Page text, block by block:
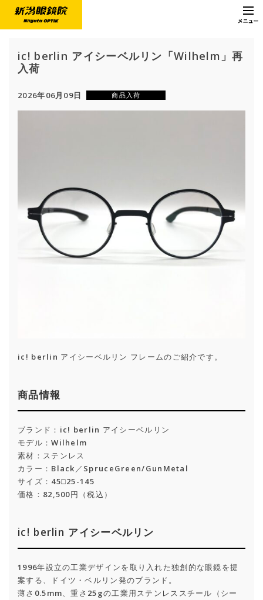
ic! berlin アイシーベルリン「Wilhelm」再
入荷
2026年06月09日 商品入荷
ic! berlin アイシーベルリン フレームのご紹介です。
商品情報
ブランド：ic! berlin アイシーベルリン
モデル：Wilhelm
素材：ステンレス
カラー：Black／SpruceGreen/GunMetal
サイズ：45□25-145
価格：82,500円（税込）
ic! berlin アイシーベルリン
1996年設立の工業デザインを取り入れた独創的な眼鏡を提
案する、ドイツ・ベルリン発のブランド。
薄さ0.5mm、重さ25gの工業用ステンレススチール（シー